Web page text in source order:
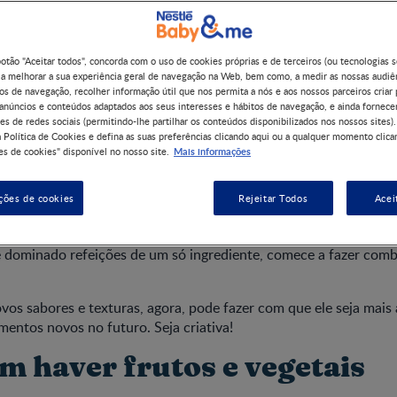
bebé cresce e se desenvolve, começa a ser capaz de comer
Introduzir novas combinações de sabores nas refeições
Mas o seu bebé pode precisar de até oito tentativas
ao longo de vários dias ou semanas, por isso, não se deixe
novo alimento, lembre-se sempre de estar atenta a sinais
do leite materno continuar a ser a principal fonte de nutrição
pode começar a expandir a sua ementa agora. Assim
refeições de um só ingrediente, comece a fazer
sabores e texturas, agora, pode fazer com que ele seja mais
novos no futuro. Seja criativa!
haver frutos e vegetais
"Aceitar todos", concorda com o uso de cookies próprias e de terceiros (ou tecnologias
melhorar a sua experiência geral de navegação na Web, bem como, a medir as nossas
de navegação, recolher informação útil que nos permita a nós e aos nossos parceiros criar
e conteúdos adaptados aos seus interesses e hábitos de navegação, e ainda
de redes sociais (permitindo-lhe partilhar os conteúdos disponibilizados nos nossos sites).
Política de Cookies e defina as suas preferências clicando aqui ou a qualquer momento
de cookies" disponível no nosso site. Mais informações
Rejeitar Todos
de cookies